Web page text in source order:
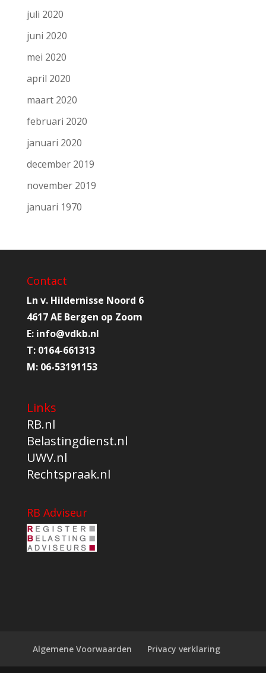
juli 2020
juni 2020
mei 2020
april 2020
maart 2020
februari 2020
januari 2020
december 2019
november 2019
januari 1970
Contact
Ln v. Hildernisse Noord 6
4617 AE Bergen op Zoom
E: info@vdkb.nl
T: 0164-661313
M: 06-53191153
Links
RB.nl
Belastingdienst.nl
UWV.nl
Rechtspraak.nl
RB Adviseur
Algemene Voorwaarden Privacy verklaring